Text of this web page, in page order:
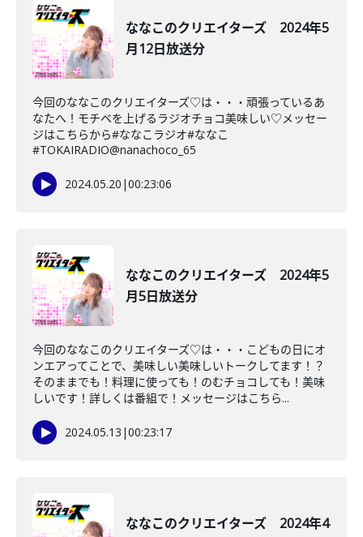
ななこのクリエイターズ 2024年5
月12日放送分
今回のななこのクリエイターズ♡は・・・頑張っているあ
なたへ！モチベを上げるラジオチョコ美味しい♡メッセー
ジはこちらから#ななこラジオ#ななこ
#TOKAIRADIO@nanachoco_65
2024.05.20 |00:23:06
ななこのクリエイターズ 2024年5
月5日放送分
今回のななこのクリエイターズ♡は・・・こどもの日にオ
ンエアってことで、美味しい美味しいトークしてます！？
そのままでも！料理に使っても！のむチョコしても！美味
しいです！詳しくは番組で！メッセージはこちら...
2024.05.13 |00:23:17
ななこのクリエイターズ 2024年4